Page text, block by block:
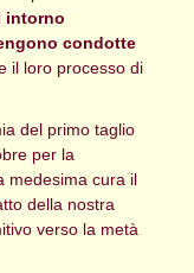
intorno
condotte
il loro processo di
del primo taglio
per la
medesima cura il
della nostra
verso la metà